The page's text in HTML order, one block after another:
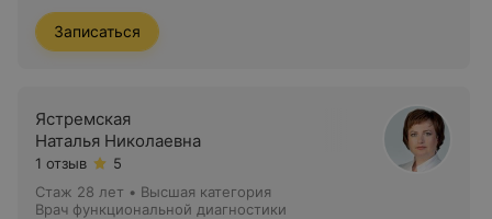
Записаться
Ястремская
Наталья Николаевна
1 отзыв
5
Стаж 28 лет • Высшая категория
Врач функциональной диагностики